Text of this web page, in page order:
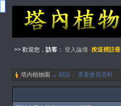
>> 歡迎您， 訪客： 登入論壇 按這裡註冊
塔內植物園 → 錯誤： 查看會員資料